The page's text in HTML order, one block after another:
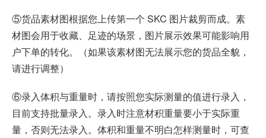
⑤货品素材图根据您上传第一个 SKC 图片裁剪而成。素
材图会用于收藏、足迹的场景，图片展示效果可能影响用
户下单的转化。（如果该素材图无法展示您的货品全貌，
请进行调整）
⑥录入体积与重量时，请按照您实际测量的值进行录入，
目前支持批量录入。录入时注意材积重量要小于实际重
量，否则无法录入。体积和重量不明白怎样测量时，可查